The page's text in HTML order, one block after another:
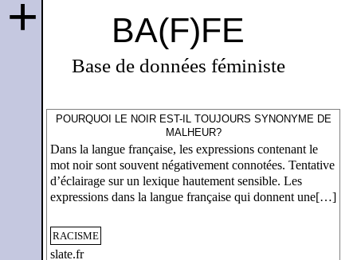
BA(F)FE
Base de données féministe
+
POURQUOI LE NOIR EST-IL TOUJOURS SYNONYME DE
MALHEUR?
Dans la langue française, les expressions contenant le
mot noir sont souvent négativement connotées. Tentative
d’éclairage sur un lexique hautement sensible. Les
expressions dans la langue française qui donnent une[…]
RACISME
slate.fr